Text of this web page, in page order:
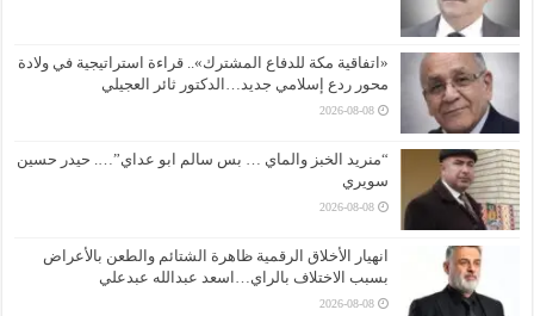
«اتفاقية مكة للدفاع المشترك».. قراءة استراتيجية في ولادة
محور ردع إسلامي جديد…الدكتور ثائر العجيلي
2026-08-08
“منريد الخبز والماي … بس سالم ابو عداي”…. حيدر حسين
سويري
2026-08-08
انهيار الأخلاق الرقمية ظاهرة الشتائم والطعن بالأعراض
بسبب الاختلاف بالراي…اسعد عبدالله عبدعلي
2026-08-08